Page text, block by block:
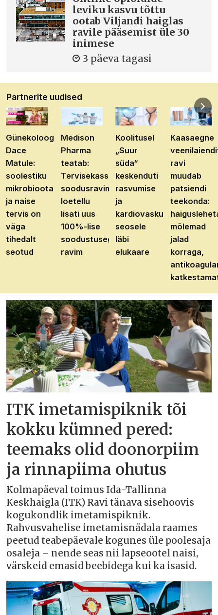
leviku kasvu tõttu
ootab Viljandi haiglas
ravile pääsemist üle 30
inimese
3 päeva tagasi
Partnerite uudised
Günekoloog
Dace
Matule:
soolestiku
mikrobioota
ja naise
tervis on
väga
tihedalt
seotud
Medison
Pharma
teatab:
Tervisekassa
soodusravimite
loetellu
lisati uus
100%-lise
soodustusega
ravim
Koolitusel
„Suur
süda“
keskenduti
rasvumise
ja
kardiovaskulaarhaiguste
seosele
läbi
elukaare
Kaasaegne
ravi
muudab
patsiendi
teekonda:
mõlemad
jalad
korraga,
ITK imetamispiknik tõi
kokku kümned pered:
teemaks olid doonorpiim
ja rinnapiima ohutus
Kolmapäeval toimus Ida-Tallinna
Keskhaigla (ITK) Ravi tänava sisehoovis
kogukondlik imetamispiknik.
Rahvusvahelise imetamisnädala raames
peetud teabepäevale kogunes üle poolesaja
osaleja – nende seas nii lapseootel naisi,
värskeid emasid beebidega kui ka isasid.